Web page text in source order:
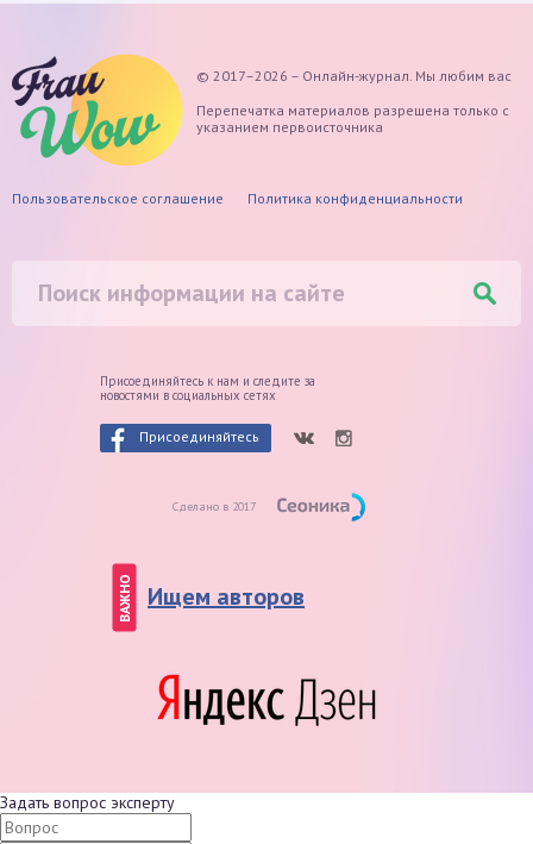
© 2017–2026 – Онлайн-журнал. Мы любим вас
Перепечатка материалов разрешена только с
указанием первоисточника
Пользовательское соглашение Политика конфиденциальности
Присоединяйтесь к нам и следите за
новостями в социальных сетях
Присоединяйтесь
Сделано в 2017
ВАЖНО Ищем авторов
Задать вопрос эксперту